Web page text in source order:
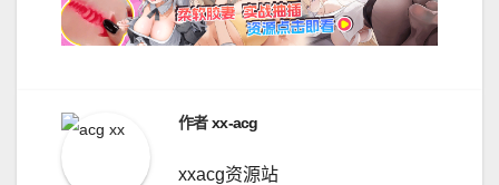
导
作者xx-acg
xxacg资源站